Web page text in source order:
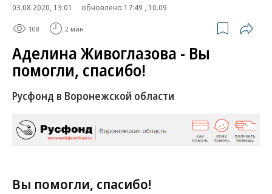
03.08.2020, 13:01
обновлено 17:49 , 10.09
108 2 мин.
Аделина Живоглазова - Вы
помогли, спасибо!
Русфонд в Воронежской области
Вы помогли, спасибо!